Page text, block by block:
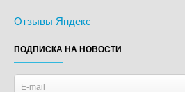
Отзывы Яндекс
ПОДПИСКА НА НОВОСТИ